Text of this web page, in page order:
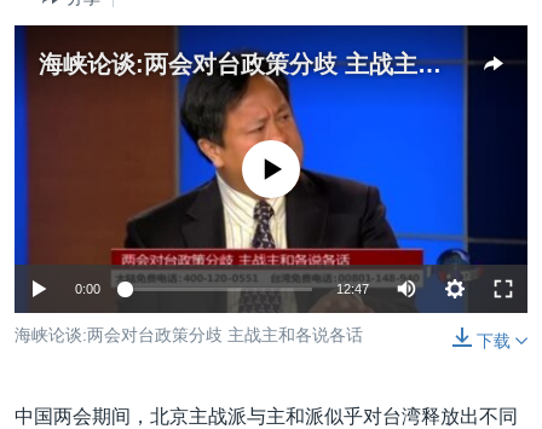
到
最新国际新闻
印太
全球议题
分类新闻
经济·金融·贸易
环境
美中关系
美国建国250周年
埃博拉疫情
关注我们
海峡论谈:两会对台政策分歧 主战主和各说各话
没有媒体可用资源
0:00 12:47
下载
海峡论谈:两会对台政策分歧 主战主和各说各话
中国两会期间，北京主战派与主和派似乎对台湾释放出不同